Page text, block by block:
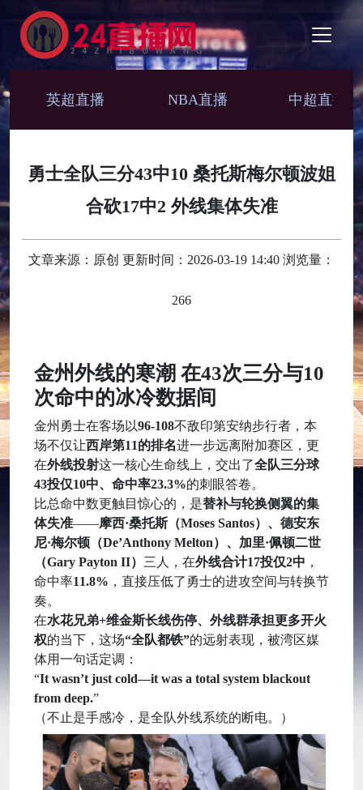
英超直播 NBA直播 中超直播
勇士全队三分43中10 桑托斯梅尔顿波姐
合砍17中2 外线集体失准
文章来源：原创 更新时间：2026-03-19 14:40 浏览量：
266
金州外线的寒潮 在43次三分与10
次命中的冰冷数据间
金州勇士在客场以96-108不敌印第安纳步行者，本
场不仅让西岸第11的排名进一步远离附加赛区，更
在外线投射这一核心生命线上，交出了全队三分球
43投仅10中、命中率23.3%的刺眼答卷。
比总命中数更触目惊心的，是替补与轮换侧翼的集
体失准——摩西·桑托斯（Moses Santos）、德安东
尼·梅尔顿（De’Anthony Melton）、加里·佩顿二世
（Gary Payton II） 三人，在外线合计17投仅2中 ，
命中率11.8% ，直接压低了勇士的进攻空间与转换节
奏。
在水花兄弟+维金斯长线伤停、外线群承担更多开火
权的当下，这场“全队都铁”的远射表现，被湾区媒
体用一句话定调：
“It wasn’t just cold—it was a total system blackout
from deep.”
（不止是手感冷，是全队外线系统的断电。）